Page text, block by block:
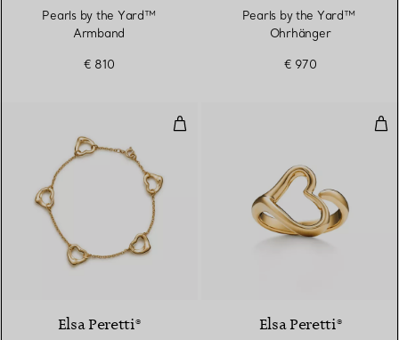
Pearls by the Yard™
Armband
€ 810
Pearls by the Yard™ ​​
Ohrhänger
€ 970
Open Heart Armband
Elsa Peretti® Elsa Peretti®